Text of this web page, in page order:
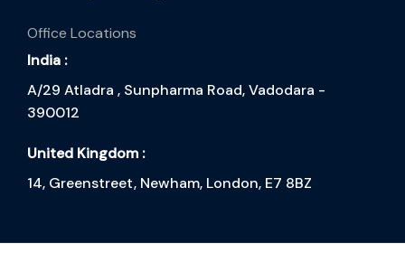
Office Locations
India :
A/29 Atladra , Sunpharma Road, Vadodara -
390012
United Kingdom :
14, Greenstreet, Newham, London, E7 8BZ